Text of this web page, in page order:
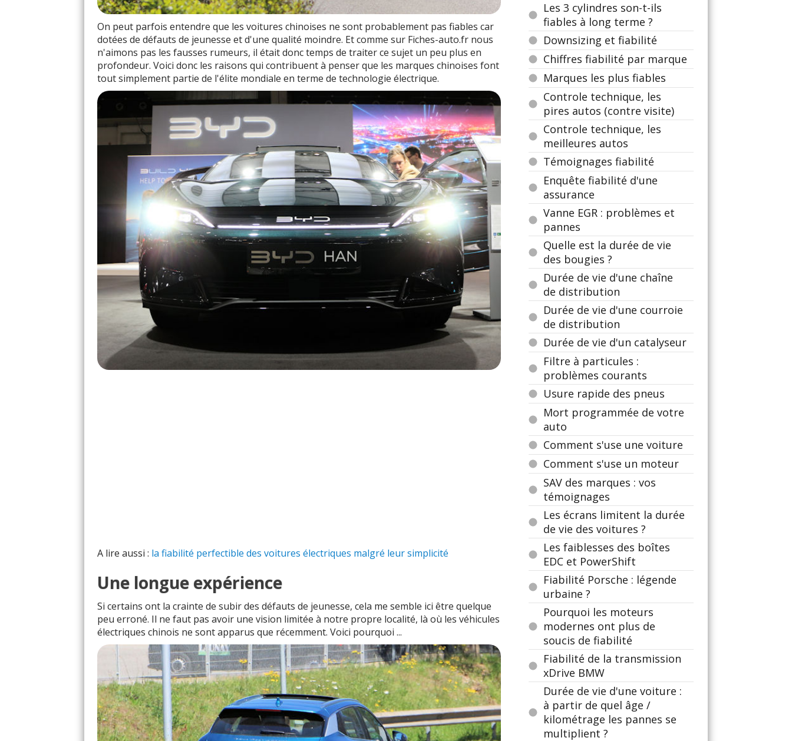
On peut parfois entendre que les voitures chinoises ne sont probablement pas fiables car
dotées de défauts de jeunesse et d'une qualité moindre. Et comme sur Fiches-auto.fr nous
n'aimons pas les fausses rumeurs, il était donc temps de traiter ce sujet un peu plus en
profondeur. Voici donc les raisons qui contribuent à penser que les marques chinoises font
tout simplement partie de l'élite mondiale en terme de technologie électrique.
A lire aussi : la fiabilité perfectible des voitures électriques malgré leur simplicité
Une longue expérience
Si certains ont la crainte de subir des défauts de jeunesse, cela me semble ici être quelque
peu erroné. Il ne faut pas avoir une vision limitée à notre propre localité, là où les véhicules
électriques chinois ne sont apparus que récemment. Voici pourquoi ...
Les 3 cylindres son-t-ils
fiables à long terme ?
Downsizing et fiabilité
Chiffres fiabilité par marque
Marques les plus fiables
Controle technique, les
pires autos (contre visite)
Controle technique, les
meilleures autos
Témoignages fiabilité
Enquête fiabilité d'une
assurance
Vanne EGR : problèmes et
pannes
Quelle est la durée de vie
des bougies ?
Durée de vie d'une chaîne
de distribution
Durée de vie d'une courroie
de distribution
Durée de vie d'un catalyseur
Filtre à particules :
problèmes courants
Usure rapide des pneus
Mort programmée de votre
auto
Comment s'use une voiture
Comment s'use un moteur
SAV des marques : vos
témoignages
Les écrans limitent la durée
de vie des voitures ?
Les faiblesses des boîtes
EDC et PowerShift
Fiabilité Porsche : légende
urbaine ?
Pourquoi les moteurs
modernes ont plus de
soucis de fiabilité
Fiabilité de la transmission
xDrive BMW
Durée de vie d'une voiture :
à partir de quel âge /
kilométrage les pannes se
multiplient ?